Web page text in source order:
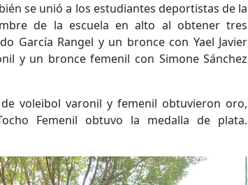
se unió a los estudiantes deportistas de la
de la escuela en alto al obtener tres
García Rangel y un bronce con Yael Javier
y un bronce femenil con Simone Sánchez
voleibol varonil y femenil obtuvieron oro,
Femenil obtuvo la medalla de plata.